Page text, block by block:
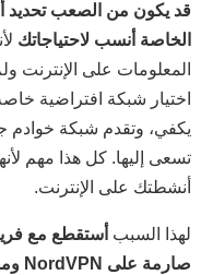
قد يكون من الصعب تحديد
الخاصة أنسب لاحتياجاتك
المعلومات على الإنترنت
اختيار شبكة افتراضية
يكفي، وتقدم شبكة خوادم
تسعى إليها. كل هذا مهم
أنشطتك على الإنترنت.
لهذا السبب أستقطع مع